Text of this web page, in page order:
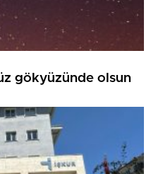
gökyüzünde olsun